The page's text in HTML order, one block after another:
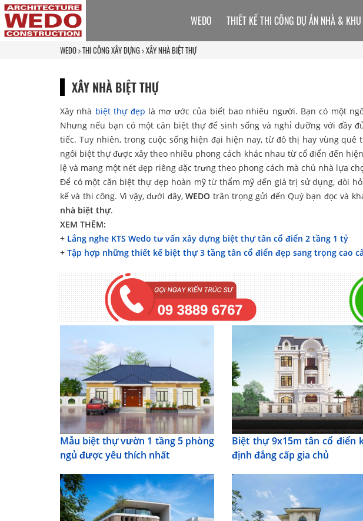
WEDO THI CÔNG XÂY DỰNG XÂY NHÀ BIỆT THỰ
XÂY NHÀ BIỆT THỰ
Xây nhà biệt thự đẹp là mơ ước của biết bao nhiêu người. Bạn có một
Nhưng nếu bạn có một căn biệt thự để sinh sống và nghỉ dưỡng với đầy
tiếc. Tuy nhiên, trong cuộc sống hiện đại hiện nay, từ đô thị hay vùng
ngôi biệt thự được xây theo nhiều phong cách khác nhau từ cổ điển đến
lệ và mang một nét đẹp riêng đặc trưng theo phong cách mà chủ nhà lựa
Để có một căn biệt thự đẹp hoàn mỹ từ thẩm mỹ đến giá trị sử dụng, đòi
kế và thi công. Vì vậy, dưới đây,WEDO trân trọng gửi đến Quý bạn đọc và
nhà biệt thự.
XEM THÊM:
+ Lắng nghe KTS Wedo tư vấn xây dựng biệt thự tân cổ điển 2 tầng 1 tỷ
+ Tập hợp những thiết kế biệt thự 3 tầng tân cổ điển đẹp sang trọng cao
Mẫu biệt thự vườn 1 tầng 5 phòng
ngủ được yêu thích nhất
Biệt thự 9x15m tân cổ điển
định đẳng cấp gia chủ
WEDO THIẾT KẾ THI CÔNG DỰ ÁN NHÀ &